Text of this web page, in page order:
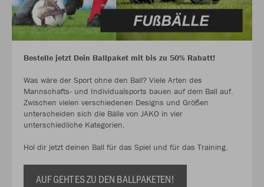
Bestelle jetzt Dein Ballpaket mit bis zu 50% Rabatt!
Was wäre der Sport ohne den Ball? Viele Arten des
Mannschafts- und Individualsports bauen auf dem Ball auf.
Zwischen vielen verschiedenen Designs und Größen
unterscheiden sich die Bälle von JAKO in vier
unterschiedliche Kategorien.
Hol dir jetzt deinen Ball für das Spiel und für das Training.
AUF GEHT ES ZU DEN BALLPAKETEN!